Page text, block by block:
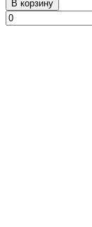
В корзину